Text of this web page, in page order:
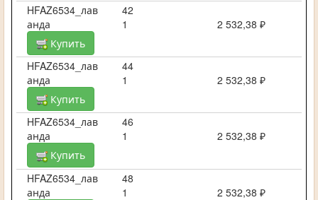
HFAZ6534_лав
анда
42
1
2 532,38 ₽
Купить
HFAZ6534_лав
анда
44
1
2 532,38 ₽
Купить
HFAZ6534_лав
анда
46
1
2 532,38 ₽
Купить
HFAZ6534_лав
анда
48
1
2 532,38 ₽